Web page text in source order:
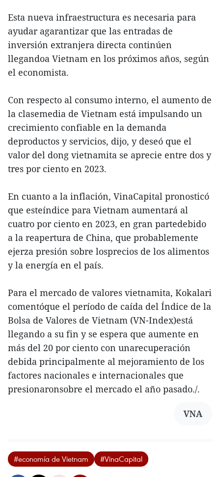
Esta nueva infraestructura es necesaria para
ayudar agarantizar que las entradas de
inversión extranjera directa continúen
llegandoa Vietnam en los próximos años, según
el economista.
Con respecto al consumo interno, el aumento de
la clasemedia de Vietnam está impulsando un
crecimiento confiable en la demanda
deproductos y servicios, dijo, y deseó que el
valor del dong vietnamita se aprecie entre dos y
tres por ciento en 2023.
En cuanto a la inflación, VinaCapital pronosticó
que esteíndice para Vietnam aumentará al
cuatro por ciento en 2023, en gran partedebido
a la reapertura de China, que probablemente
ejerza presión sobre losprecios de los alimentos
y la energía en el país.
Para el mercado de valores vietnamita, Kokalari
comentóque el período de caída del Índice de la
Bolsa de Valores de Vietnam (VN-Index)está
llegando a su fin y se espera que aumente en
más del 20 por ciento con unarecuperación
debida principalmente al mejoramiento de los
factores nacionales e internacionales que
presionaronsobre el mercado el año pasado./.
VNA
#economía de Vietnam #VinaCapital